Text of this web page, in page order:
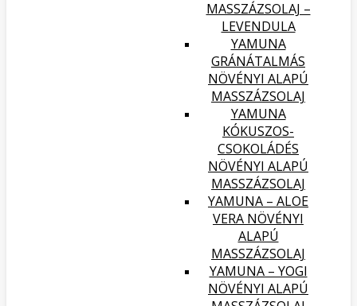
MASSZÁZSOLAJ –
LEVENDULA
YAMUNA
GRÁNÁTALMÁS
NÖVÉNYI ALAPÚ
MASSZÁZSOLAJ
YAMUNA
KÓKUSZOS-
CSOKOLÁDÉS
NÖVÉNYI ALAPÚ
MASSZÁZSOLAJ
YAMUNA – ALOE
VERA NÖVÉNYI
ALAPÚ
MASSZÁZSOLAJ
YAMUNA – YOGI
NÖVÉNYI ALAPÚ